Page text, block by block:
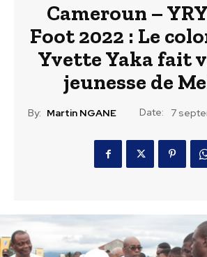
Cameroun –
Foot 2022 : Le
Yvette Yaka fait
jeunesse de
By: Martin NGANE Date: 7